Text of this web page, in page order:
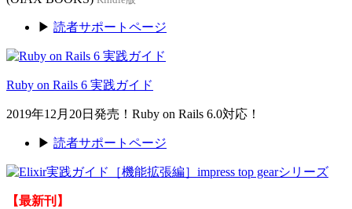
▶ 読者サポートページ
Ruby on Rails 6 実践ガイド
2019年12月20日発売！Ruby on Rails 6.0対応！
▶ 読者サポートページ
【最新刊】